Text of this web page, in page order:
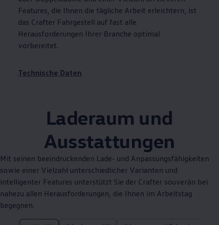
Features, die Ihnen die tägliche Arbeit erleichtern, ist
das Crafter Fahrgestell auf fast alle
Herausforderungen Ihrer Branche optimal
vorbereitet.
Technische Daten
Laderaum und
Ausstattungen
Mit seinen beeindruckenden Lade- und Anpassungsfähigkeiten
sowie einer Vielzahl unterschiedlicher Varianten und
intelligenter Features unterstützt Sie der Crafter souverän bei
nahezu allen Herausforderungen, die Ihnen im Arbeitstag
begegnen.
8 von 8 Details